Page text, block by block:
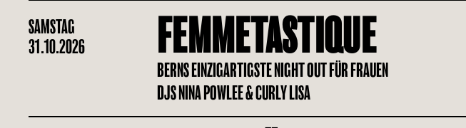
SAMSTAG
31.10.2026
FEMMETASTIQUE
BERNS EINZIGARTIGSTE NIGHT OUT FÜR FRAUEN
DJS NINA POWLEE & CURLY LISA